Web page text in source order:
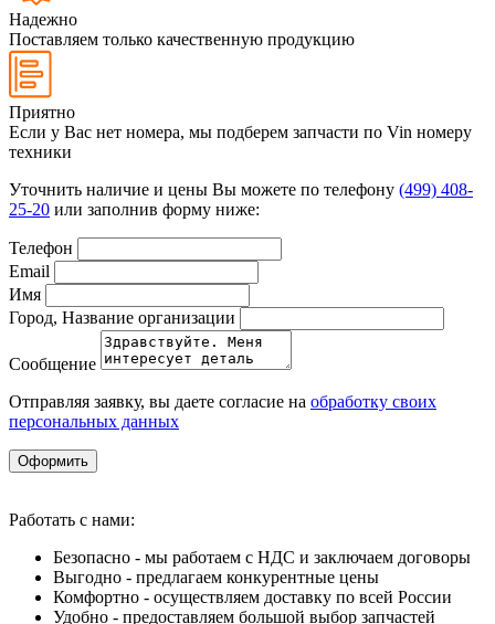
Надежно
Поставляем только качественную продукцию
Приятно
Если у Вас нет номера, мы подберем запчасти по Vin номеру
техники
Уточнить наличие и цены Вы можете по телефону (499) 408-
25-20 или заполнив форму ниже:
Телефон
Email
Имя
Город, Название организации
Сообщение
Отправляя заявку, вы даете согласие на обработку своих
персональных данных
Оформить
Работать с нами:
Безопасно - мы работаем с НДС и заключаем договоры
Выгодно - предлагаем конкурентные цены
Комфортно - осуществляем доставку по всей России
Удобно - предоставляем большой выбор запчастей